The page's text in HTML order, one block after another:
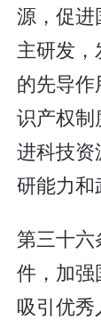
源，促进
主研发
的先导
识产权
进科技
研能力和
第三十
件，加
吸引优